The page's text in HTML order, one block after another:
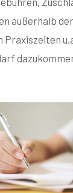
außerhalb der
Praxiszeiten